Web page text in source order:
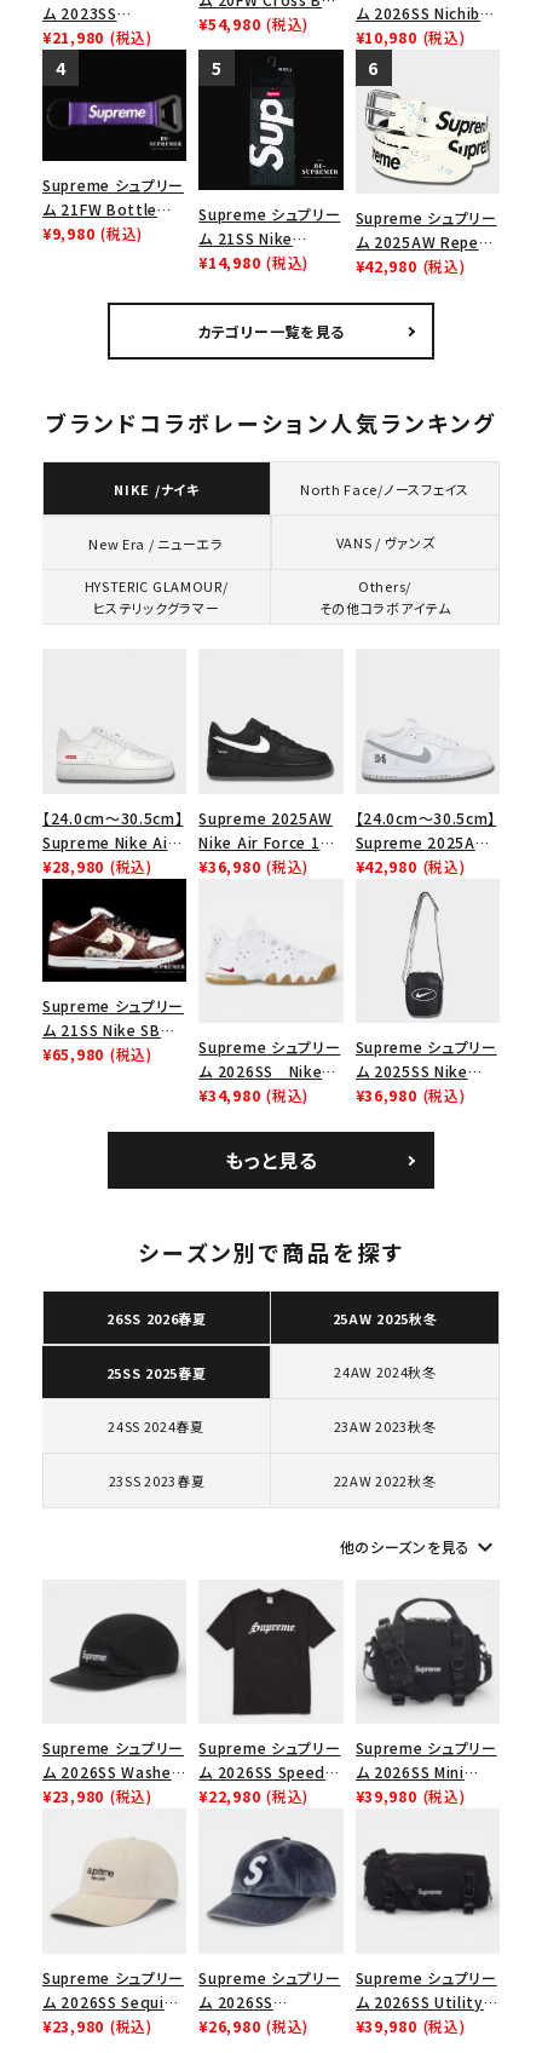
人気ワード 2026SS 2025AW 2025SS
Tシャツ・ロングスリーブ
キャップ・ハット
パーカー・クルーネック
ボックスロゴ ブラックスウェット
コラボレーションブランドから探す
シーズンから探す
価格から探す
ム 2023SS
Bobblehead ボブル
ヘッド レッド
¥21,980 (税込)
Logo Tee クロスボ
ックスロゴＴシャツ ホ
ワイト
¥54,980 (税込)
ム 2026SS Nichiban
Packing Tape ニ
チバン パッキングテ
ープ レッド
¥10,980 (税込)
Supreme シュプリー
ム 21FW Bottle
Opener Webbing
ーチェイン パープル
¥9,980 (税込)
Supreme シュプリー
ム 21SS Nike
Lightweight Crew
キライトウェイトクル
ーソックス(1パック)
ブラック
¥14,980 (税込)
Supreme シュプリー
ム 2025AW Repeat
Leather Belt リピー
¥42,980 (税込)
カテゴリー一覧を見る
ブランドコラボレーション人気ランキング
NIKE /ナイキ North Face/ノースフェイス
New Era / ニューエラ VANS / ヴァンズ
HYSTERIC GLAMOUR/
ヒステリックグラマー
Others/
その他コラボアイテム
【24.0cm～30.5cm】
Supreme Nike Air
Force 1 Low シュプ
ース１スニーカー シ
ューズ ホワイト
¥28,980 (税込)
Supreme 2025AW
Nike Air Force 1
Low シュプリーム ナ
ラック
¥36,980 (税込)
【24.0cm～30.5cm】
Supreme 2025AW
Nike SB Dunk Low
ナイキ SB ダンク ロ
ー スニーカー ホワイ
¥42,980 (税込)
Supreme シュプリー
ム 21SS Nike SB
Dunk Low ナイキSB
¥65,980 (税込)
Supreme シュプリー
ム 2026SS Nike
SB Air Max 2 CB 94
ロー SP ホワイト
¥34,980 (税込)
Supreme シュプリー
ム 2025SS Nike
Leather Shoulder
¥36,980 (税込)
もっと見る
シーズン別で商品を探す
26SS 2026春夏 25AW 2025秋冬
25SS 2025春夏 24AW 2024秋冬
24SS 2024春夏 23AW 2023秋冬
23SS 2023春夏 22AW 2022秋冬
他のシーズンを見る keyboard_arrow_down
Supreme シュプリー
ム 2026SS Washed
Chino Twill Camp
ノツイル キャンプキャ
ップ ブラック
¥23,980 (税込)
Supreme シュプリー
ム 2026SS Speed
Tee スピードTシャツ
¥22,980 (税込)
Supreme シュプリー
ム 2026SS Mini
Duffle Bag ミニダッ
¥39,980 (税込)
Supreme シュプリー
ム 2026SS Sequin
Denim Classic
¥23,980 (税込)
Supreme シュプリー
ム 2026SS
Pigment Coated S
¥26,980 (税込)
Supreme シュプリー
ム 2026SS Utility
Bag ユーティリティ
¥39,980 (税込)